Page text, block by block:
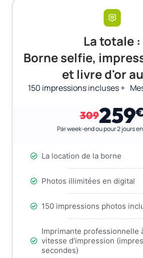
La totale :
Borne selfie,
et livre d'or
150 impressions incluses +
309259
Par week-end ou pour 2 jours
La location de la borne
Photos illimitées en digital
150 impressions photos
Imprimante professionnelle
vitesse d'impression
secondes)